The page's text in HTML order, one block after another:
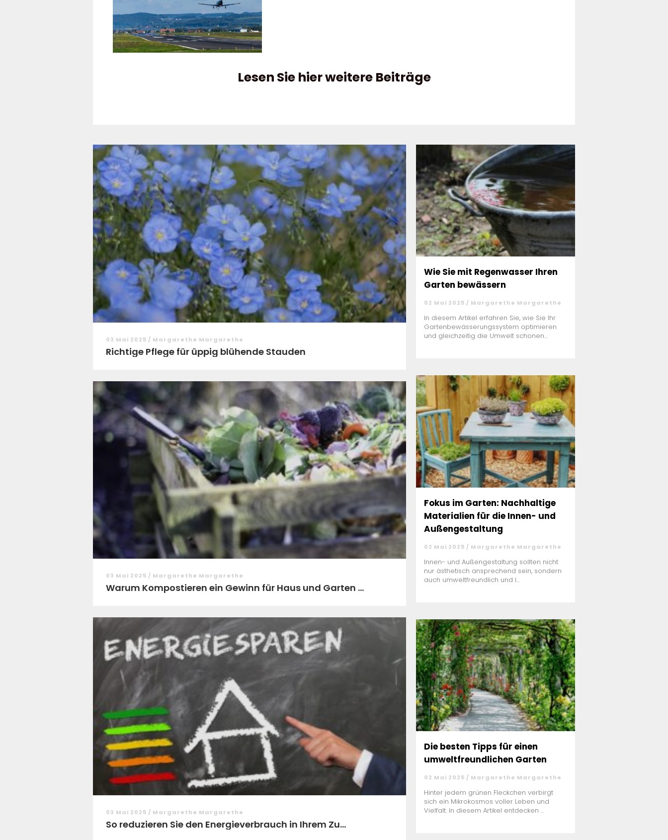
Lesen Sie hier weitere Beiträge
03 Mai 2025 / Margarethe Margarethe
Richtige Pflege für üppig blühende Stauden
03 Mai 2025 / Margarethe Margarethe
Warum Kompostieren ein Gewinn für Haus und Garten ...
03 Mai 2025 / Margarethe Margarethe
So reduzieren Sie den Energieverbrauch in Ihrem Zu...
Wie Sie mit Regenwasser Ihren
Garten bewässern
02 Mai 2025 / Margarethe Margarethe
In diesem Artikel erfahren Sie, wie Sie Ihr
Gartenbewässerungssystem optimieren
und gleichzeitig die Umwelt schonen...
Fokus im Garten: Nachhaltige
Materialien für die Innen- und
Außengestaltung
02 Mai 2025 / Margarethe Margarethe
Innen- und Außengestaltung sollten nicht
nur ästhetisch ansprechend sein, sondern
auch umweltfreundlich und l...
Die besten Tipps für einen
umweltfreundlichen Garten
02 Mai 2025 / Margarethe Margarethe
Hinter jedem grünen Fleckchen verbirgt
sich ein Mikrokosmos voller Leben und
Vielfalt. In diesem Artikel entdecken ...